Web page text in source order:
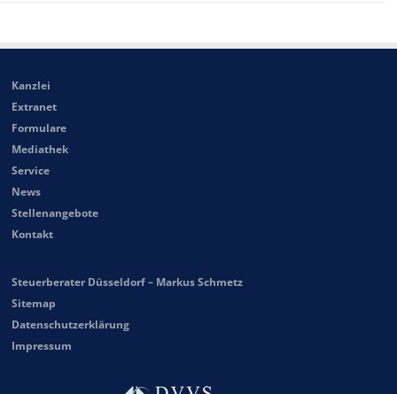
Kanzlei
Extranet
Formulare
Mediathek
Service
News
Stellenangebote
Kontakt
Steuerberater Düsseldorf – Markus Schmetz
Sitemap
Datenschutzerklärung
Impressum